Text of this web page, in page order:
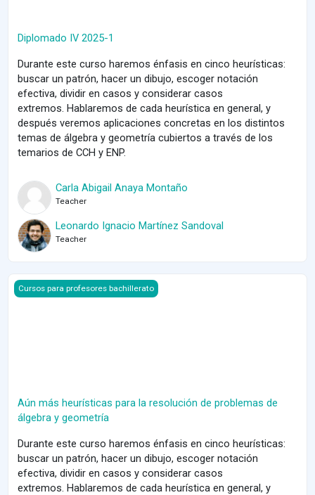
Diplomado IV 2025-1
Durante este curso haremos énfasis en cinco heurísticas:
buscar un patrón, hacer un dibujo, escoger notación
efectiva, dividir en casos y considerar casos
extremos. Hablaremos de cada heurística en general, y
después veremos aplicaciones concretas en los distintos
temas de álgebra y geometría cubiertos a través de los
temarios de CCH y ENP.
Carla Abigail Anaya Montaño
Teacher
Leonardo Ignacio Martínez Sandoval
Teacher
Course image Aún más heurísticas para la resolución de
Cursos para profesores bachillerato
Aún más heurísticas para la resolución de problemas de
álgebra y geometría
Durante este curso haremos énfasis en cinco heurísticas:
buscar un patrón, hacer un dibujo, escoger notación
efectiva, dividir en casos y considerar casos
extremos. Hablaremos de cada heurística en general, y